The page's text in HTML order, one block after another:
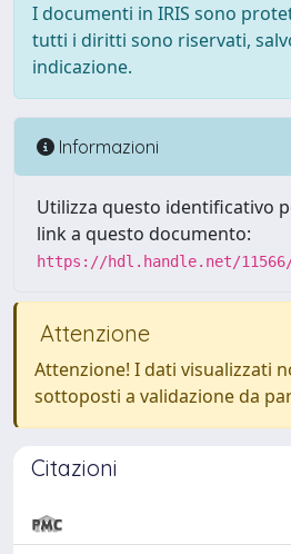
I documenti in IRIS sono
tutti i diritti sono riservati,
indicazione.
Informazioni
Utilizza questo identificativo
link a questo documento:
https://hdl.handle.net/11566/
Attenzione
Attenzione! I dati visualizzati
sottoposti a validazione da
Citazioni